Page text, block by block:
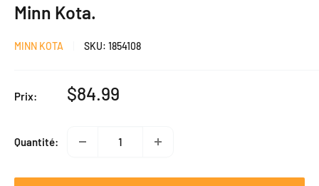
Minn Kota.
MINN KOTA SKU: 1854108
Prix:
Prix
$84.99
Quantité: